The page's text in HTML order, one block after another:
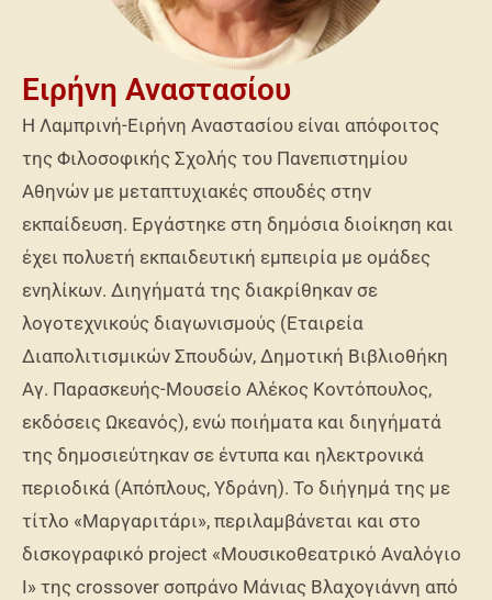
Ειρήνη Αναστασίου
Η Λαμπρινή-Ειρήνη Αναστασίου είναι απόφοιτος
της Φιλοσοφικής Σχολής του Πανεπιστημίου
Αθηνών με μεταπτυχιακές σπουδές στην
εκπαίδευση. Εργάστηκε στη δημόσια διοίκηση και
έχει πολυετή εκπαιδευτική εμπειρία με ομάδες
ενηλίκων. Διηγήματά της διακρίθηκαν σε
λογοτεχνικούς διαγωνισμούς (Εταιρεία
Διαπολιτισμικών Σπουδών, Δημοτική Βιβλιοθήκη
Αγ. Παρασκευής-Μουσείο Αλέκος Κοντόπουλος,
εκδόσεις Ωκεανός), ενώ ποιήματα και διηγήματά
της δημοσιεύτηκαν σε έντυπα και ηλεκτρονικά
περιοδικά (Απόπλους, Υδράνη). Το διήγημά της με
τίτλο «Μαργαριτάρι», περιλαμβάνεται και στο
δισκογραφικό project «Μουσικοθεατρικό Αναλόγιο
Ι» της crossover σοπράνο Μάνιας Βλαχογιάννη από